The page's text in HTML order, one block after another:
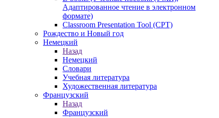
Адаптированное чтение в электронном
формате)
Classroom Presentation Tool (CPT)
Рождество и Новый год
Немецкий
Назад
Немецкий
Словари
Учебная литература
Художественная литература
Французский
Назад
Французский